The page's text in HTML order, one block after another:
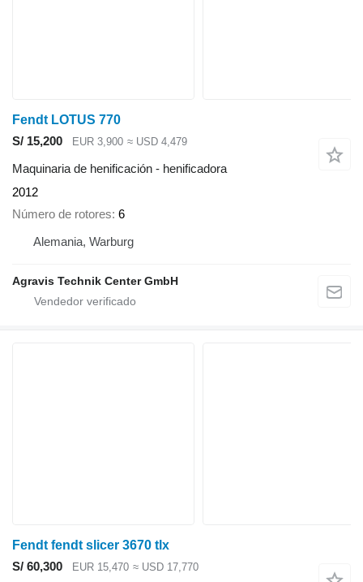
Fendt LOTUS 770
S/ 15,200
EUR 3,900 ≈ USD 4,479
Maquinaria de henificación - henificadora
2012
Número de rotores 6
Alemania, Warburg
Agravis Technik Center GmbH
Fendt fendt slicer 3670 tlx
S/ 60,300
EUR 15,470 ≈ USD 17,770